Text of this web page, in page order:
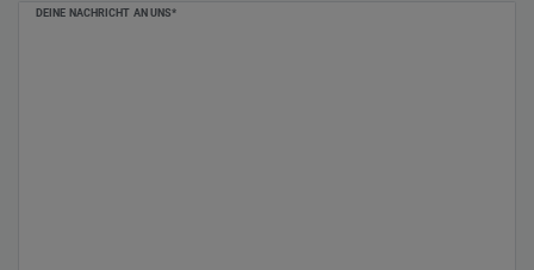
DEINE NACHRICHT AN UNS*
Ceres::Template.mailFormHoneypotLabel